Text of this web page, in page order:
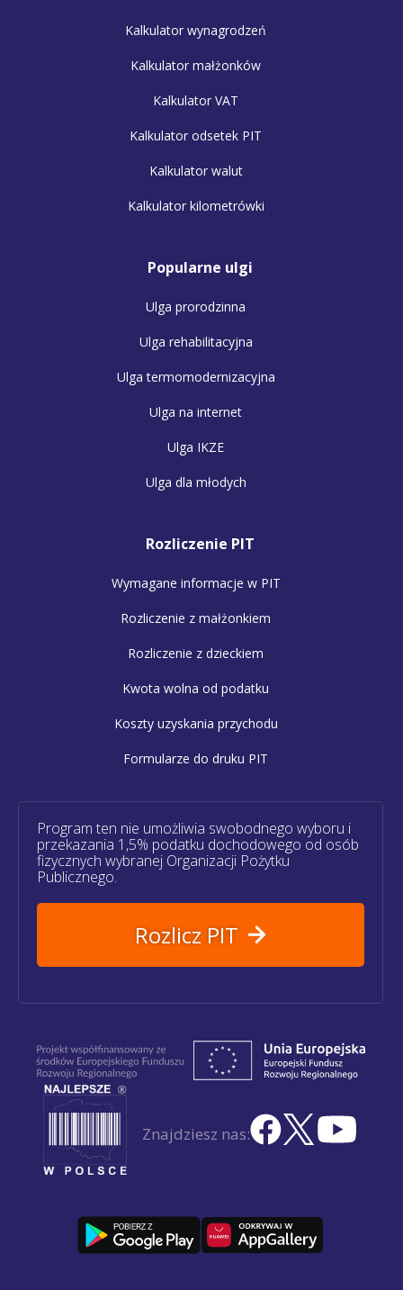
Kalkulator wynagrodzeń
Kalkulator małżonków
Kalkulator VAT
Kalkulator odsetek PIT
Kalkulator walut
Kalkulator kilometrówki
Popularne ulgi
Ulga prorodzinna
Ulga rehabilitacyjna
Ulga termomodernizacyjna
Ulga na internet
Ulga IKZE
Ulga dla młodych
Rozliczenie PIT
Wymagane informacje w PIT
Rozliczenie z małżonkiem
Rozliczenie z dzieckiem
Kwota wolna od podatku
Koszty uzyskania przychodu
Formularze do druku PIT
Program ten nie umożliwia swobodnego wyboru i
przekazania 1,5% podatku dochodowego od osób
fizycznych wybranej Organizacji Pożytku
Publicznego.
Rozlicz PIT
Znajdziesz nas: